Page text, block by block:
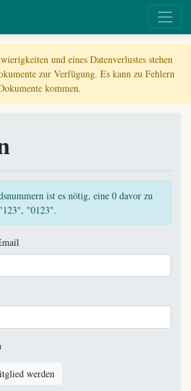
und eines Datenverlustes stehen
zur Verfügung. Es kann zu Fehlern
kommen.
ist es nötig, eine 0 davor zu
"0123".
werden